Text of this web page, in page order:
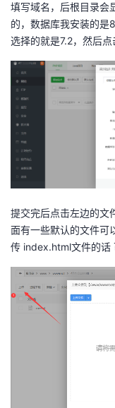
填写域名，后根目录会
的，数据库我安装的是
选择的就是7.2，然后点
提交完后点击左边的文
面有一些默认的文件可
传 index.html文件的话